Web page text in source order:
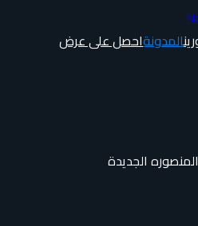
المدونةاحصل على عرض